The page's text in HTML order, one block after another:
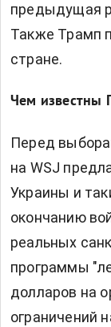
предыдущая
Также Трамп
стране.
Чем известны
Перед
на WSJ
Украины и
окончанию
реальных
программы
долларов на
ограничений